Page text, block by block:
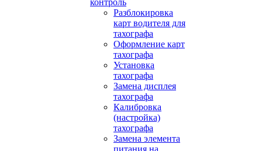
контроль
Разблокировка
карт водителя для
тахографа
Оформление карт
тахографа
Установка
тахографа
Замена дисплея
тахографа
Калибровка
(настройка)
тахографа
Замена элемента
питания на